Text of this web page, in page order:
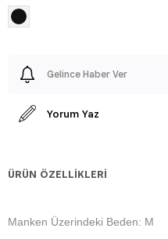
Gelince Haber Ver
Yorum Yaz
ÜRÜN ÖZELLIKLERI
Manken Üzerindeki Beden: M